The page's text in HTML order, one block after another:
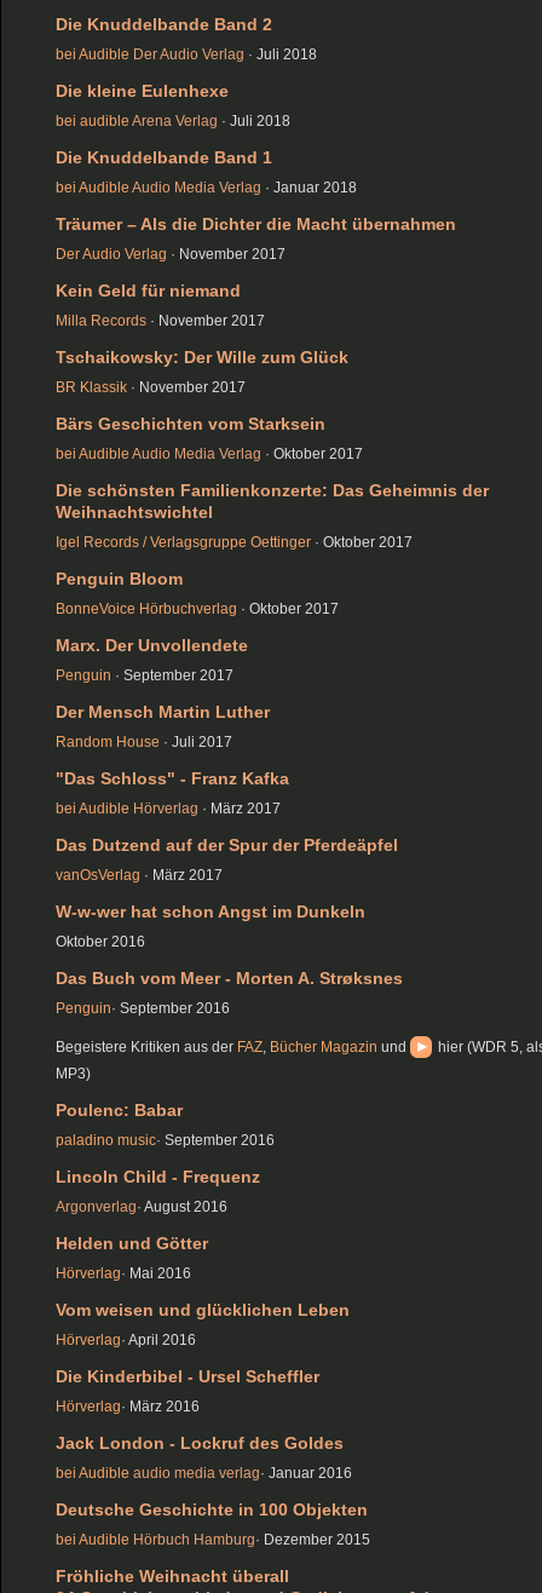
Die Knuddelbande Band 2
bei Audible Der Audio Verlag · Juli 2018
Die kleine Eulenhexe
bei audible Arena Verlag · Juli 2018
Die Knuddelbande Band 1
bei Audible Audio Media Verlag · Januar 2018
Träumer – Als die Dichter die Macht übernahmen
Der Audio Verlag · November 2017
Kein Geld für niemand
Milla Records · November 2017
Tschaikowsky: Der Wille zum Glück
BR Klassik · November 2017
Bärs Geschichten vom Starksein
bei Audible Audio Media Verlag · Oktober 2017
Die schönsten Familienkonzerte: Das Geheimnis der
Weihnachtswichtel
Igel Records / Verlagsgruppe Oettinger · Oktober 2017
Penguin Bloom
BonneVoice Hörbuchverlag · Oktober 2017
Marx. Der Unvollendete
Penguin · September 2017
Der Mensch Martin Luther
Random House · Juli 2017
"Das Schloss" - Franz Kafka
bei Audible Hörverlag · März 2017
Das Dutzend auf der Spur der Pferdeäpfel
vanOsVerlag · März 2017
W-w-wer hat schon Angst im Dunkeln
Oktober 2016
Das Buch vom Meer - Morten A. Strøksnes
Penguin· September 2016
Begeistere Kritiken aus der FAZ, Bücher Magazin und
hier (WDR 5,
MP3)
Poulenc: Babar
paladino music· September 2016
Lincoln Child - Frequenz
Argonverlag· August 2016
Helden und Götter
Hörverlag· Mai 2016
Vom weisen und glücklichen Leben
Hörverlag· April 2016
Die Kinderbibel - Ursel Scheffler
Hörverlag· März 2016
Jack London - Lockruf des Goldes
bei Audible audio media verlag· Januar 2016
Deutsche Geschichte in 100 Objekten
bei Audible Hörbuch Hamburg· Dezember 2015
Fröhliche Weihnacht überall